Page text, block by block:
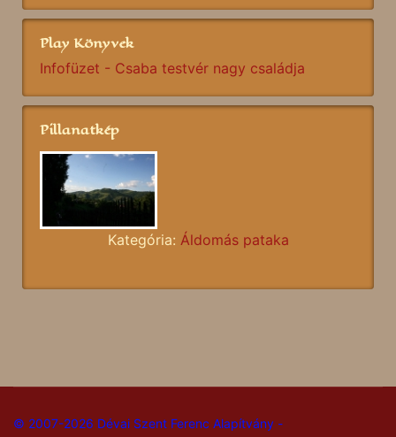
Play Könyvek
Infofüzet - Csaba testvér nagy családja
Pillanatkép
Kategória: Áldomás pataka
© 2007-2026 Dévai Szent Ferenc Alapítvány -